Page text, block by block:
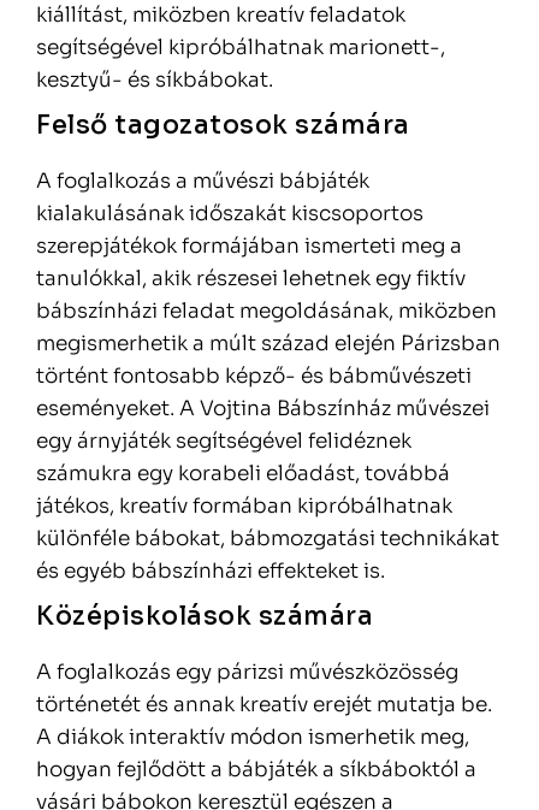
kiállítást, miközben kreatív feladatok
segítségével kipróbálhatnak marionett-,
kesztyű- és síkbábokat.
Felső tagozatosok számára
A foglalkozás a művészi bábjáték
kialakulásának időszakát kiscsoportos
szerepjátékok formájában ismerteti meg a
tanulókkal, akik részesei lehetnek egy fiktív
bábszínházi feladat megoldásának, miközben
megismerhetik a múlt század elején Párizsban
történt fontosabb képző- és bábművészeti
eseményeket. A Vojtina Bábszínház művészei
egy árnyjáték segítségével felidéznek
számukra egy korabeli előadást, továbbá
játékos, kreatív formában kipróbálhatnak
különféle bábokat, bábmozgatási technikákat
és egyéb bábszínházi effekteket is.
Középiskolások számára
A foglalkozás egy párizsi művészközösség
történetét és annak kreatív erejét mutatja be.
A diákok interaktív módon ismerhetik meg,
hogyan fejlődött a bábjáték a síkbáboktól a
vásári bábokon keresztül egészen a